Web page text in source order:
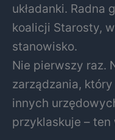
układanki. Radna
koalicji Starosty,
stanowisko.
Nie pierwszy raz.
zarządzania,
innych
przyklaskuje –